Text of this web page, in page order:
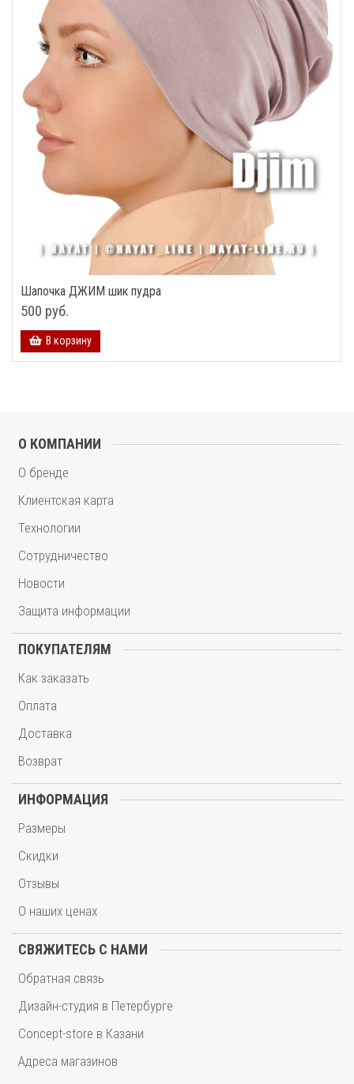
Шапочка ДЖИМ шик пудра
500 руб.
В корзину
О КОМПАНИИ
О бренде
Клиентская карта
Технологии
Сотрудничество
Новости
Защита информации
ПОКУПАТЕЛЯМ
Как заказать
Оплата
Доставка
Возврат
ИНФОРМАЦИЯ
Размеры
Скидки
Отзывы
О наших ценах
СВЯЖИТЕСЬ С НАМИ
Обратная связь
Дизайн-студия в Петербурге
Concept-store в Казани
Адреса магазинов